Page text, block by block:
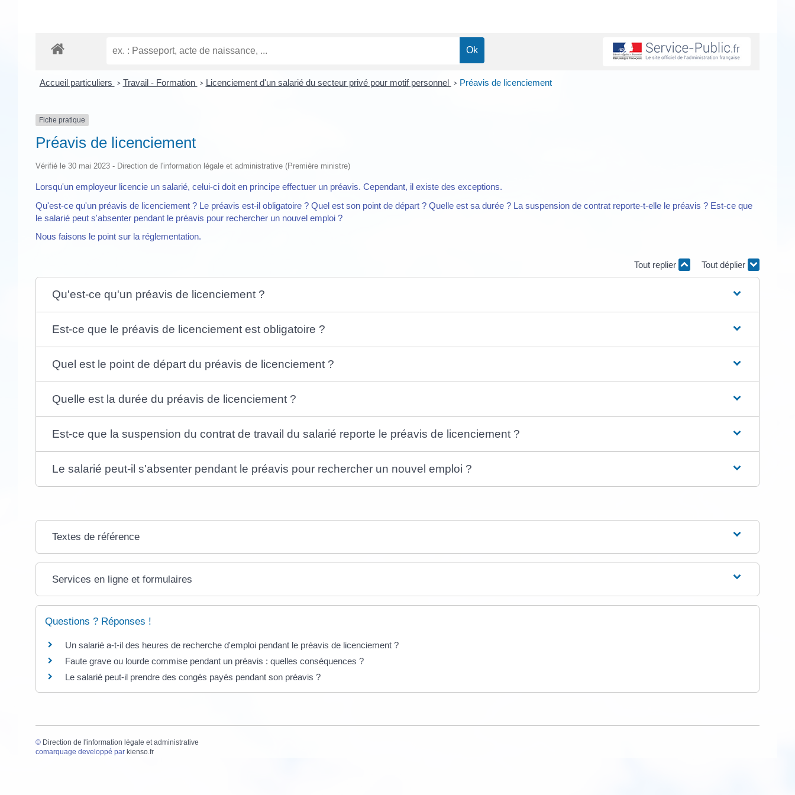
Accueil particuliers > Travail - Formation > Licenciement d'un salarié du secteur privé pour motif personnel > Préavis de licenciement
Fiche pratique
Préavis de licenciement
Vérifié le 30 mai 2023 - Direction de l'information légale et administrative (Première ministre)
Lorsqu'un employeur licencie un salarié, celui-ci doit en principe effectuer un préavis. Cependant, il existe des exceptions.
Qu'est-ce qu'un préavis de licenciement ? Le préavis est-il obligatoire ? Quel est son point de départ ? Quelle est sa durée ? La suspension de contrat reporte-t-elle le préavis ? Est-ce que
le salarié peut s'absenter pendant le préavis pour rechercher un nouvel emploi ?
Nous faisons le point sur la réglementation.
Tout replier Tout déplier
Qu'est-ce qu'un préavis de licenciement ?
Est-ce que le préavis de licenciement est obligatoire ?
Quel est le point de départ du préavis de licenciement ?
Quelle est la durée du préavis de licenciement ?
Est-ce que la suspension du contrat de travail du salarié reporte le préavis de licenciement ?
Le salarié peut-il s'absenter pendant le préavis pour rechercher un nouvel emploi ?
Textes de référence
Services en ligne et formulaires
Questions ? Réponses !
Un salarié a-t-il des heures de recherche d'emploi pendant le préavis de licenciement ?
Faute grave ou lourde commise pendant un préavis : quelles conséquences ?
Le salarié peut-il prendre des congés payés pendant son préavis ?
© Direction de l'information légale et administrative
comarquage developpé par kienso.fr